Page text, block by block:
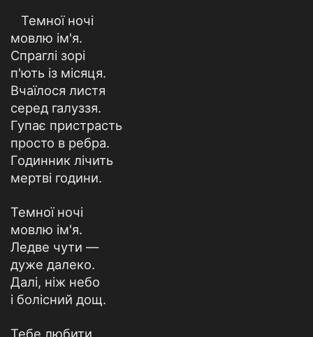
Темної ночі
мовлю ім'я.
Спраглі зорі
п'ють із місяця.
Вчаїлося листя
серед галуззя.
Гупає пристрасть
просто в ребра.
Годинник лічить
мертві години.
Темної ночі
мовлю ім'я.
Ледве чути —
дуже далеко.
Далі, ніж небо
і болісний дощ.
Тебе любити